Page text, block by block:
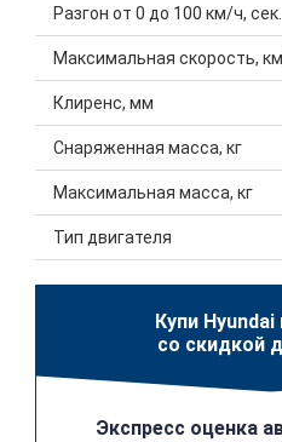
Разгон от 0 до 100 км/ч, сек.
Максимальная скорость,
Клиренс, мм
Снаряженная масса, кг
Максимальная масса, кг
Тип двигателя
Купи
со скидкой
Экспресс оценка